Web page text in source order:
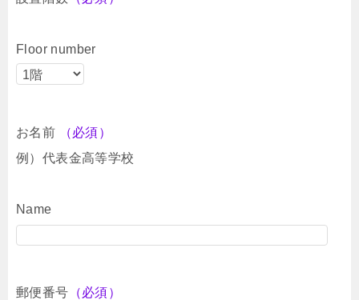
Floor number
お名前
（必須）
例）代表金高等学校
Name
郵便番号 （必須）